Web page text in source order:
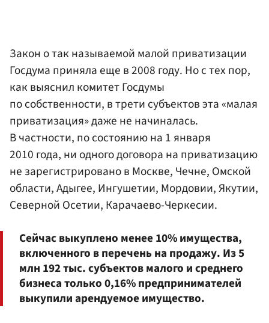
Закон о так называемой малой приватизации
Госдума приняла еще в 2008 году. Но с тех пор,
как выяснил комитет Госдумы
по собственности, в трети субъектов эта «малая
приватизация» даже не начиналась.
В частности, по состоянию на 1 января
2010 года, ни одного договора на приватизацию
не зарегистрировано в Москве, Чечне, Омской
области, Адыгее, Ингушетии, Мордовии, Якутии,
Северной Осетии, Карачаево-Черкесии.
Сейчас выкуплено менее 10% имущества,
включенного в перечень на продажу. Из 5
млн 192 тыс. субъектов малого и среднего
бизнеса только 0,16% предпринимателей
выкупили арендуемое имущество.